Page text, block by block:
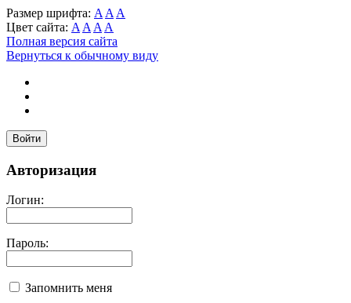
Размер шрифта: A A A
Цвет сайта: A A A A
Полная версия сайта
Вернуться к обычному виду
Войти
Авторизация
Логин:
Пароль:
Запомнить меня